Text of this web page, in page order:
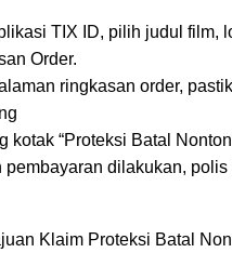
TIX ID, pilih judul film,
Order.
ringkasan order,
kotak “Proteksi Batal
pembayaran dilakukan,
Klaim Proteksi Batal